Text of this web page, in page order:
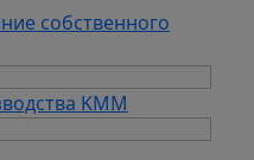
собственного
KMM